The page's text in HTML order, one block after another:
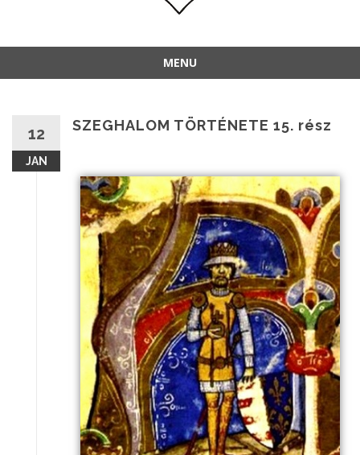
MENU
12
JAN
SZEGHALOM TÖRTÉNETE 15. rész